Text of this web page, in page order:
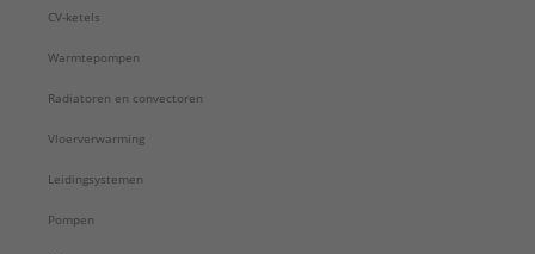
CV-ketels
Warmtepompen
Radiatoren en convectoren
Vloerverwarming
Leidingsystemen
Pompen